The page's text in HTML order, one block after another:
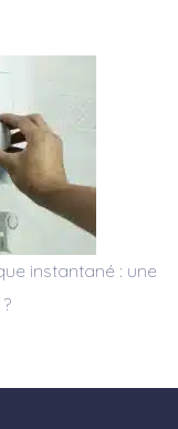
instantané : une